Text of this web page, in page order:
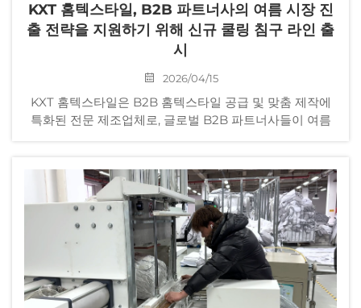
KXT 홈텍스타일, B2B 파트너사의 여름 시장 진
출 전략을 지원하기 위해 신규 쿨링 침구 라인 출
시
2026/04/15
KXT 홈텍스타일은 B2B 홈텍스타일 공급 및 맞춤 제작에
특화된 전문 제조업체로, 글로벌 B2B 파트너사들이 여름